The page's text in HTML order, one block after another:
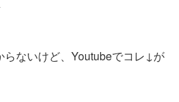
ないけど、Youtubeでコレ↓が